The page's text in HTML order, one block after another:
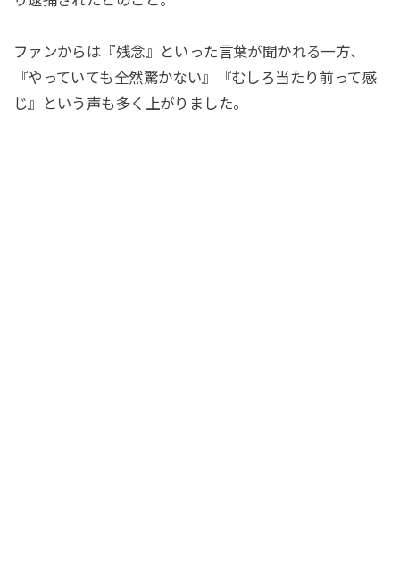
ファンからは『残念』といった言葉が聞かれる一方、
『やっていても全然驚かない』『むしろ当たり前って感
じ』という声も多く上がりました。